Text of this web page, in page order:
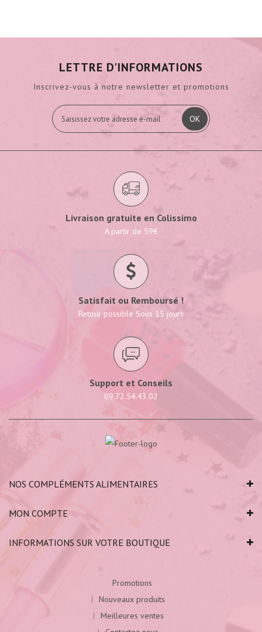
LETTRE D'INFORMATIONS
Inscrivez-vous à notre newsletter et promotions
OK
Livraison gratuite en Colissimo
A partir de 59€
Satisfait ou Remboursé !
Retour possible Sous 15 jours
Support et Conseils
09.72.54.43.02
NOS COMPLÉMENTS ALIMENTAIRES
MON COMPTE
INFORMATIONS SUR VOTRE BOUTIQUE
Promotions
Nouveaux produits
Meilleures ventes